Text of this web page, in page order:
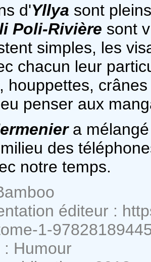
d'Yllya sont
Poli-Rivière sont
simples, les
chacun leur
houppettes,
penser aux
a mélangé
des
notre temps.
éditeur :
1-
Humour